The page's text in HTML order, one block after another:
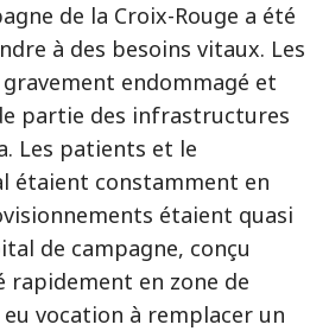
de la Croix-Rouge a été
à des besoins vitaux. Les
endommagé et
partie des infrastructures
Les patients et le
étaient constamment en
étaient quasi
de campagne, conçu
rapidement en zone de
vocation à remplacer un